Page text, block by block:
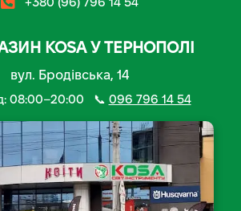
KOSA У ТЕРНОПОЛІ
вул. Бродівська, 14
08:00–20:00 📞 096 796 14 54